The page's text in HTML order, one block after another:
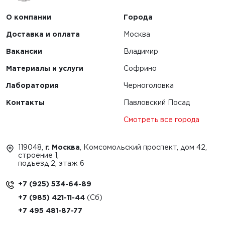
О компании
Доставка и оплата
Вакансии
Материалы и услуги
Лаборатория
Контакты
Города
Москва
Владимир
Софрино
Черноголовка
Павловский Посад
Смотреть все города
119048, г. Москва , Комсомольский проспект, дом 42,
строение 1,
подъезд 2, этаж 6
+7 (925) 534-64-89
+7 (985) 421-11-44
+7 495 481-87-77